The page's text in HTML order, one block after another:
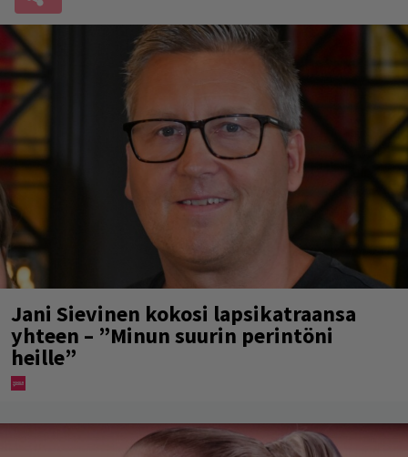
Jani Sievinen kokosi lapsikatraansa
yhteen – ”Minun suurin perintöni
heille”